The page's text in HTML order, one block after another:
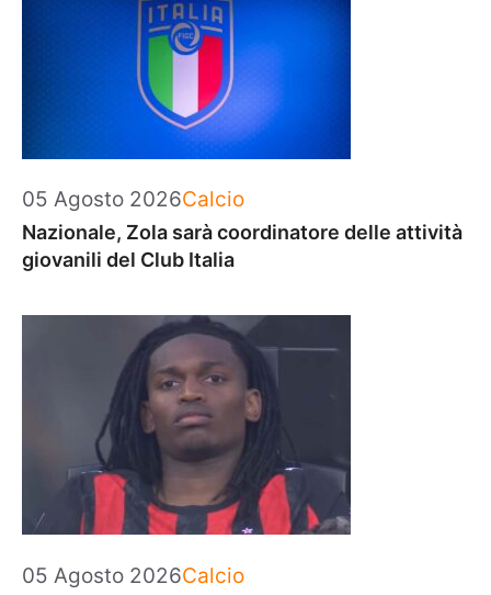
05 Agosto 2026Categorie
Calcio
Nazionale, Zola sarà coordinatore delle attività
giovanili del Club Italia
05 Agosto 2026Categorie
Calcio